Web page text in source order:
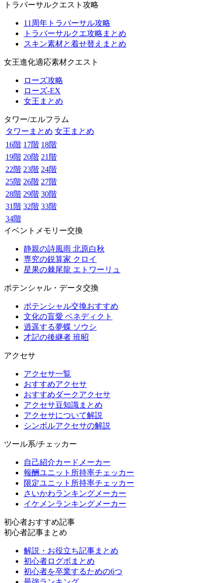
トラバーサルクエスト攻略
11周年トラバーサル攻略
トラバーサルクエ攻略まとめ
スキン素材と着せ替えまとめ
女王進化適応素材クエスト
ローズ攻略
ローズ-EX
女王まとめ
タワー/エルフラム
タワーまとめ 女王まとめ
16階 17階 18階
19階 20階 21階
22階 23階 24階
25階 26階 27階
28階 29階 30階
31階 32階 33階
34階
イベントメモリー交換
静親の詩風雨 北原白秋
専究の鋭算家 クロイ
星果の棘尾龍 エトワーリュ
ポテンシャル・データ交換
ポテンシャル交換おすすめ
文化の盲愛 ベネディクト
逍遥する夢蝶 ソウシ
才記の後継者 班昭
アクセサ
アクセサ一覧
おすすめアクセサ
おすすめダークアクセサ
アクセサ豆知識まとめ
アクセサについて解説
シンボルアクセサの解説
ツール系/チェッカー
自己紹介カードメーカー
報酬ユニット所持率チェッカー
限定ユニット所持率チェッカー
さいかわランキングメーカー
イケメンランキングメーカー
初心者おすすめ記事
初心者記事まとめ
解説・お役立ち記事まとめ
初心者ログボまとめ
初心者を卒業するための6つ